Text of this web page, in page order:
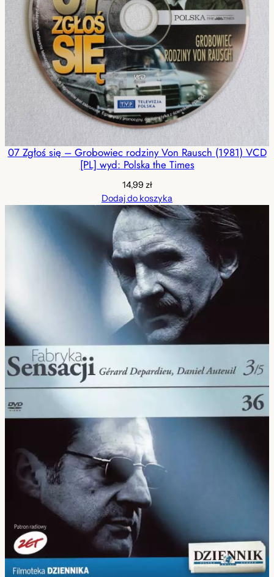
07 Zgłoś się – Grobowiec rodziny Von Rausch (1981) VCD
[PL] wyd: Polska the Times
14,99 zł
Dodaj do koszyka